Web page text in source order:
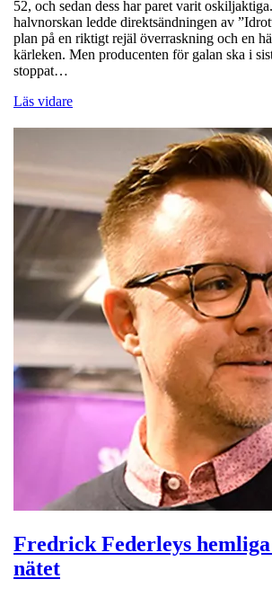
52, och sedan dess har paret varit
halvnorskan ledde direktsändningen av
plan på en riktigt rejäl överraskning och en
kärleken. Men producenten för galan ska i
stoppat…
Läs vidare
Fredrick Federleys
nätet